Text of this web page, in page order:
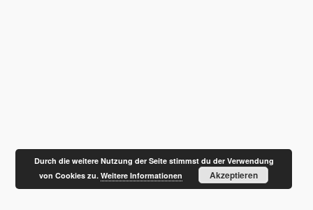
Durch die weitere Nutzung der Seite stimmst du der Verwendung
von Cookies zu.Weitere Informationen Akzeptieren